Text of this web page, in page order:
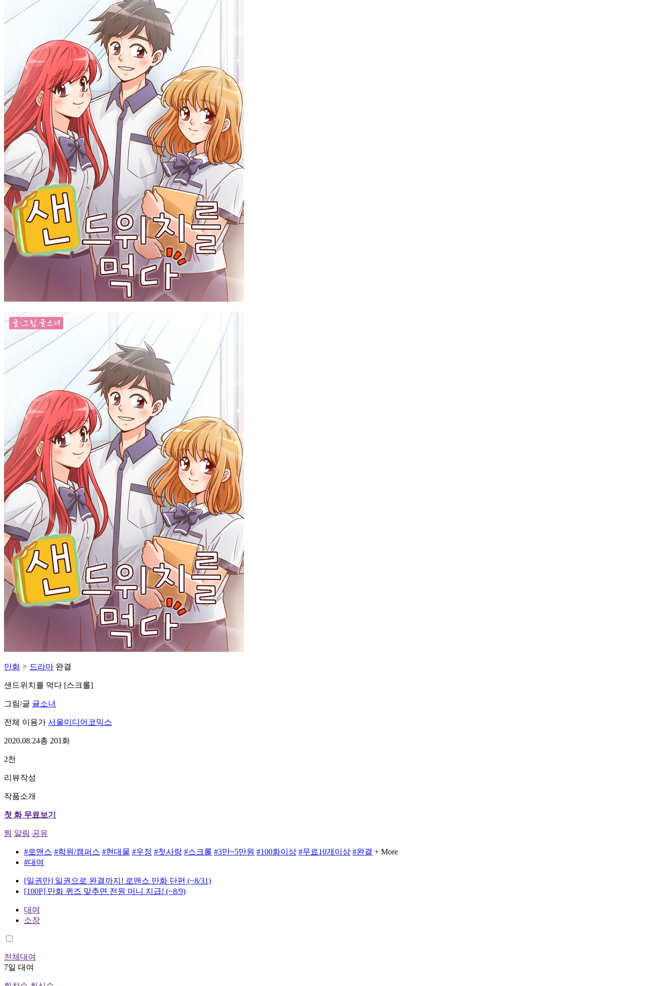
만화 > 드라마 완결
샌드위치를 먹다 [스크롤]
그림/글 귤소녀
전체 이용가 서울미디어코믹스
2020.08.24총 201화
2천
리뷰작성
작품소개
첫 화 무료보기
찜 알림 공유
#로맨스 #학원/캠퍼스 #현대물 #우정 #첫사랑 #스크롤 #3만~5만원 #100화이상 #무료10개이상 #완결 + More
#대여
[일권만] 일권으로 완결까지! 로맨스 만화 단편 (~8/31)
[100P] 만화 퀴즈 맞추면 전원 머니 지급! (~8/9)
대여
소장
전체대여
7일 대여